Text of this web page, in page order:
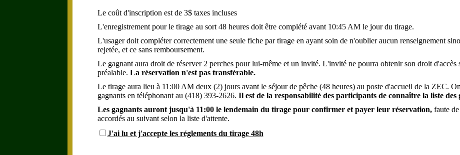
Le coût d'inscription est de 3$ taxes incluses
L'enregistrement pour le tirage au sort 48 heures doit être complété avant 10:45 AM le jour du tirage.
L'usager doit compléter correctement une seule fiche par tirage en ayant soin de n'oublier aucun renseignement
rejetée, et ce sans remboursement.
Le gagnant aura droit de réserver 2 perches pour lui-même et un invité. L'invité ne pourra obtenir son droit d'accès
préalable. La réservation n'est pas transférable.
Le tirage aura lieu à 11:00 AM deux (2) jours avant le séjour de pêche (48 heures) au poste d'accueil de la ZEC.
gagnants en téléphonant au (418) 393-2626. Il est de la responsabilité des participants de connaître la liste des
Les gagnants auront jusqu'à 11:00 le lendemain du tirage pour confirmer et payer leur réservation,faute de
accordés au suivant selon la liste d'attente.
J'ai lu et j'accepte les réglements du tirage 48h